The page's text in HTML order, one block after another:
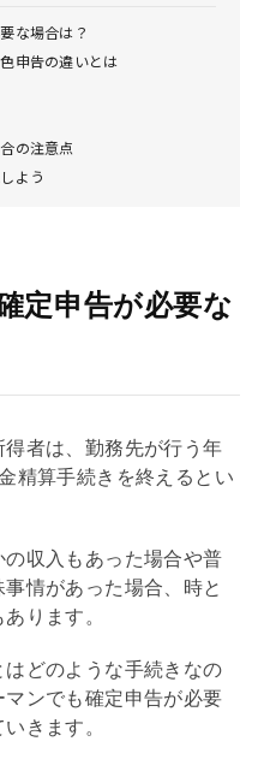
な場合は？
申告の違いとは
の注意点
よう
定申告が必要な
者は、勤務先が行う年
精算手続きを終えるとい
収入もあった場合や普
情があった場合、時と
ります。
どのような手続きなの
ンでも確定申告が必要
きます。